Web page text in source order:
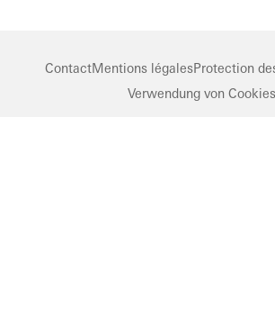
ContactMentions légalesProtection
Verwendung von Cookies